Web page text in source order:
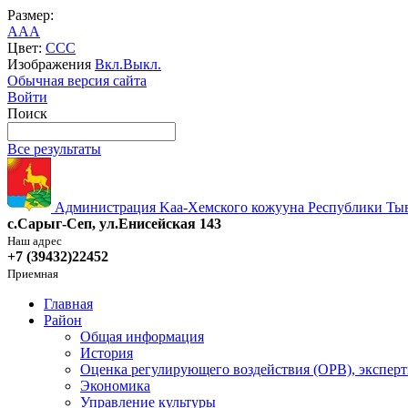
Размер:
AAA
Цвет: CCC
Изображения Вкл.Выкл.
Обычная версия сайта
Войти
Поиск
Все результаты
Администрация Kaa-Хемского кожууна Республики
с.Сарыг-Сеп, ул.Енисейская 143
Наш адрес
+7 (39432)22452
Приемная
Главная
Район
Общая информация
История
Оценка регулирующего воздействия (ОРВ),
Экономика
Управление культуры